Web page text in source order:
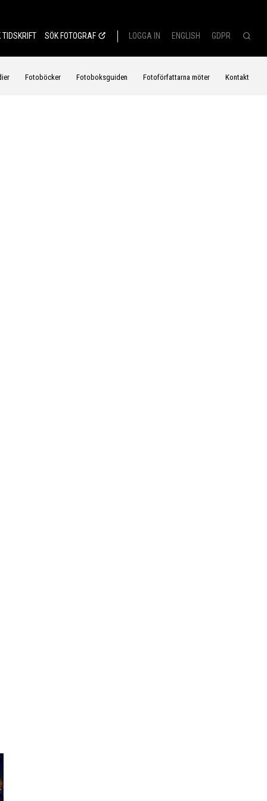
TIDSKRIFT SÖK FOTOGRAF LOGGA IN ENGLISH GDPR
Fotoböcker Fotoboksguiden Fotoförfattarna möter Kontakt